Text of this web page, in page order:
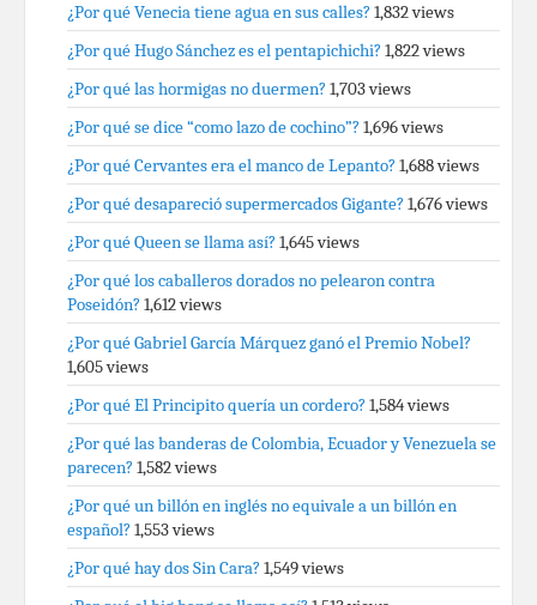
¿Por qué Venecia tiene agua en sus calles? 1,832 views
¿Por qué Hugo Sánchez es el pentapichichi? 1,822 views
¿Por qué las hormigas no duermen? 1,703 views
¿Por qué se dice “como lazo de cochino”? 1,696 views
¿Por qué Cervantes era el manco de Lepanto? 1,688 views
¿Por qué desapareció supermercados Gigante? 1,676 views
¿Por qué Queen se llama así? 1,645 views
¿Por qué los caballeros dorados no pelearon contra
Poseidón? 1,612 views
¿Por qué Gabriel García Márquez ganó el Premio Nobel?
1,605 views
¿Por qué El Principito quería un cordero? 1,584 views
¿Por qué las banderas de Colombia, Ecuador y Venezuela se
parecen? 1,582 views
¿Por qué un billón en inglés no equivale a un billón en
español? 1,553 views
¿Por qué hay dos Sin Cara? 1,549 views